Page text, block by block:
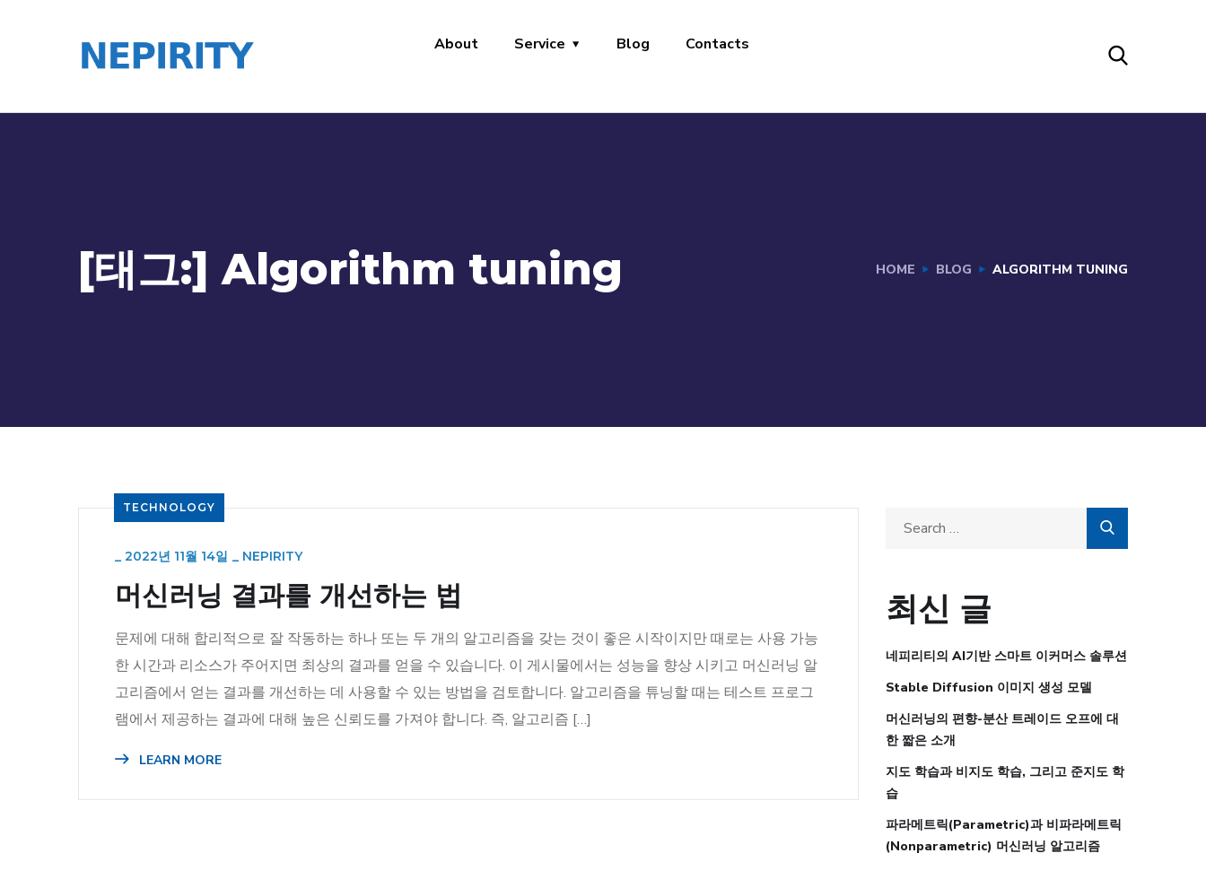
About Service Blog Contacts
[태그:]Algorithm tuning HOME BLOG ALGORITHM TUNING
TECHNOLOGY
_ 2022년 11월 14일 _ NEPIRITY
머신러닝 결과를 개선하는 법
문제에 대해 합리적으로 잘 작동하는 하나 또는 두 개의 알고리즘을 갖는 것이 좋은 시작이지만 때로는 사용 가능
한 시간과 리소스가 주어지면 최상의 결과를 얻을 수 있습니다. 이 게시물에서는 성능을 향상 시키고 머신러닝 알
고리즘에서 얻는 결과를 개선하는 데 사용할 수 있는 방법을 검토합니다. 알고리즘을 튜닝할 때는 테스트 프로그
램에서 제공하는 결과에 대해 높은 신뢰도를 가져야 합니다. 즉, 알고리즘 […]
LEARN MORE
최신 글
네피리티의 AI기반 스마트 이커머스 솔루션
Stable Diffusion 이미지 생성 모델
머신러닝의 편향-분산 트레이드 오프에 대
한 짧은 소개
지도 학습과 비지도 학습, 그리고 준지도 학
습
파라메트릭(Parametric)과 비파라메트릭
(Nonparametric) 머신러닝 알고리즘